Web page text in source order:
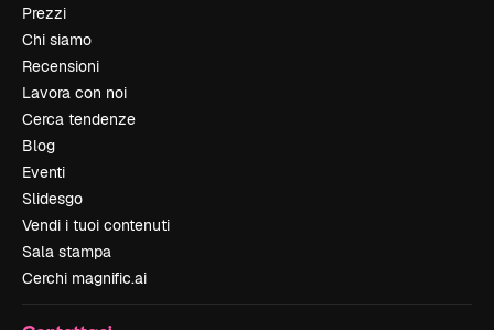
Prezzi
Chi siamo
Recensioni
Lavora con noi
Cerca tendenze
Blog
Eventi
Slidesgo
Vendi i tuoi contenuti
Sala stampa
Cerchi magnific.ai